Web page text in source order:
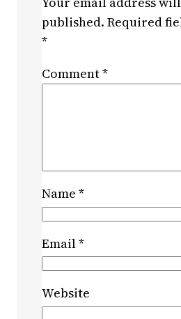
published. Required
*
Comment*
Name *
Email*
Website